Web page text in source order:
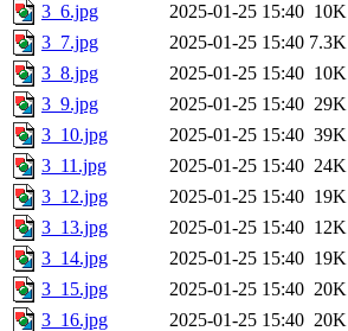
3_6.jpg
2025-01-25 15:40 10K
3_7.jpg
2025-01-25 15:40 7.3K
3_8.jpg
2025-01-25 15:40 10K
3_9.jpg
2025-01-25 15:40 29K
3_10.jpg
2025-01-25 15:40 39K
3_11.jpg
2025-01-25 15:40 24K
3_12.jpg
2025-01-25 15:40 19K
3_13.jpg
2025-01-25 15:40 12K
3_14.jpg
2025-01-25 15:40 19K
3_15.jpg
2025-01-25 15:40 20K
3_16.jpg
2025-01-25 15:40 20K